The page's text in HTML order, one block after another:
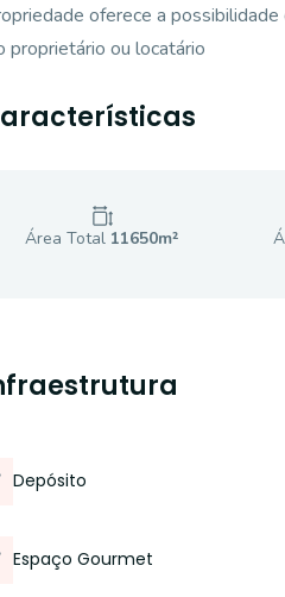
oferece a
proprietário ou locatário
Área Total 11650m²
Depósito
Espaço Gourmet